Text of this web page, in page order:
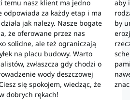
temu nasz klient ma jedno
odpowiada za każdy etap i ma
jak należy. Nasze bogate
że oferowane przez nas
solidne, ale też ograniczają
na placu budowy. Warto
zwłaszcza gdy chodzi o
wody deszczowej
się spokojem, wiedząc, że
dobrych rękach!
aby
by